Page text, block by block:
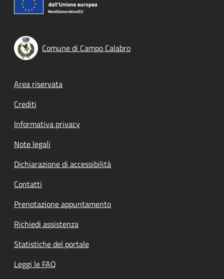
Comune di Campo Calabro
Footer menu
Area riservata
Crediti
Informativa privacy
Note legali
Dichiarazione di accessibilità
Contatti
Prenotazione appuntamento
Richiedi assistenza
Statistiche del portale
Leggi le FAQ